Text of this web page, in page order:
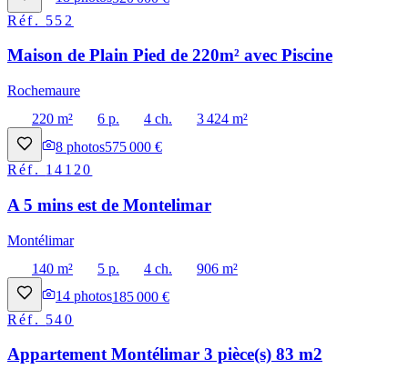
Réf. 552
Maison de Plain Pied de 220m² avec Piscine
Rochemaure
220 m²
6 p. 4 ch.
3 424 m²
8 photos575 000 €
Réf. 14120
A 5 mins est de Montelimar
Montélimar
140 m²
5 p. 4 ch.
906 m²
14 photos185 000 €
Réf. 540
Appartement Montélimar 3 pièce(s) 83 m2